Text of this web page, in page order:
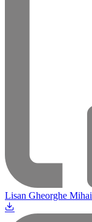
Lisan Gheorghe